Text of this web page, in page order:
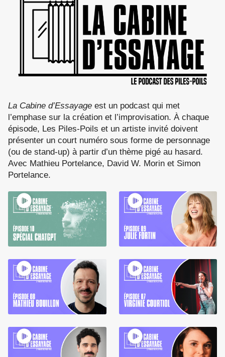
La Cabine d’Essayage est un podcast qui met
l’emphase sur la création et l’improvisation. À chaque
épisode, Les Piles-Poils et un artiste invité doivent
présenter un court numéro sous forme de personnage
(ou de stand-up) à partir d’un thème pigé au hasard.
Avec Mathieu Portelance, David W. Morin et Simon
Portelance.